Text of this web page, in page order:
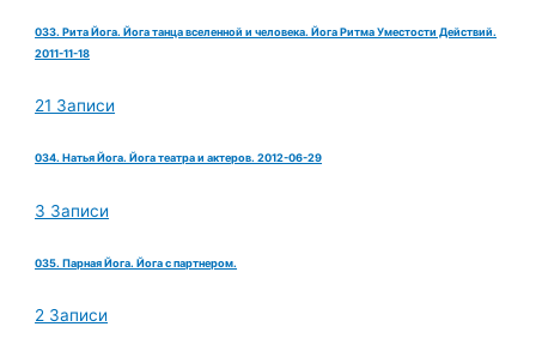
033. Рита Йога. Йога танца вселенной и человека. Йога Ритма Уместости Действий.
2011-11-18
21 Записи
034. Натья Йога. Йога театра и актеров. 2012-06-29
3 Записи
035. Парная Йога. Йога с партнером.
2 Записи